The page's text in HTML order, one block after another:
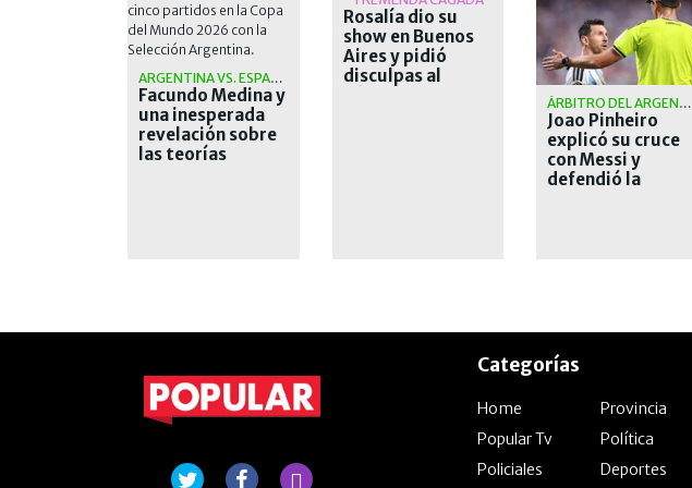
ARGENTINA VS. ESPAÑA
Facundo Medina y
una inesperada
revelación sobre
las teorías
Rosalía dio su
show en Buenos
Aires y pidió
disculpas al
ÁRBITRO DEL ARGENTINA VS. SUIZA
Joao Pinheiro
explicó su cruce
con Messi y
defendió la
Categorías
Home
Provincia
Popular Tv
Política
Policiales
Deportes